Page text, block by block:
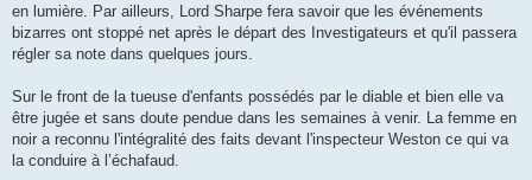
en lumière. Par ailleurs, Lord Sharpe fera savoir que les événements
bizarres ont stoppé net après le départ des Investigateurs et qu'il passera
régler sa note dans quelques jours.
Sur le front de la tueuse d'enfants possédés par le diable et bien elle va
être jugée et sans doute pendue dans les semaines à venir. La femme en
noir a reconnu l'intégralité des faits devant l'inspecteur Weston ce qui va
la conduire à l’échafaud.